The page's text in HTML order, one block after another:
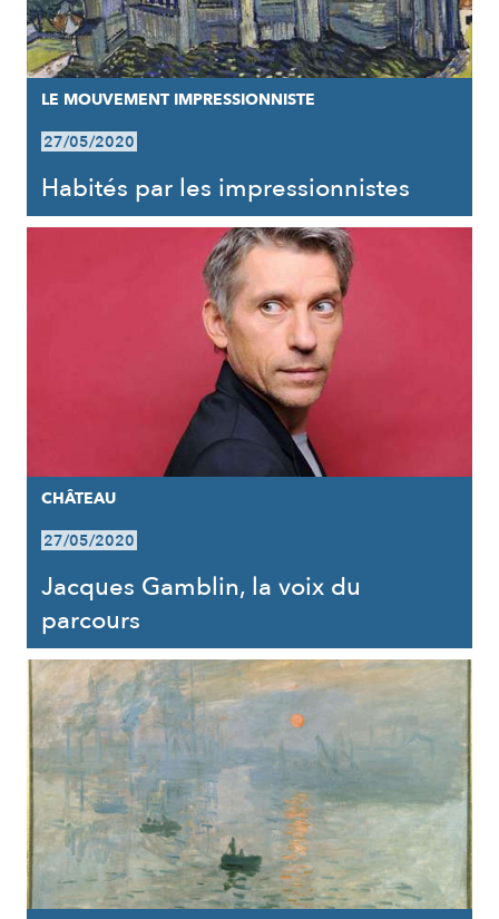
LE MOUVEMENT IMPRESSIONNISTE
27/05/2020
Habités par les impressionnistes
CHÂTEAU
27/05/2020
Jacques Gamblin, la voix du
parcours